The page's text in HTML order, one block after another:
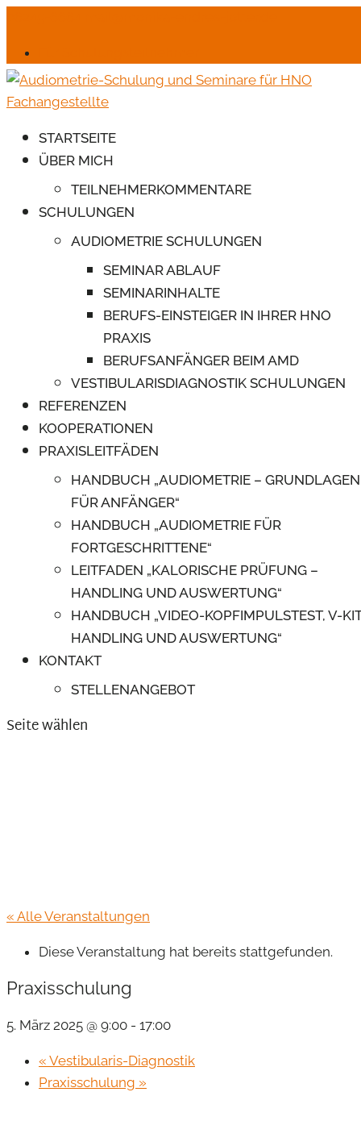
STARTSEITE
ÜBER MICH
TEILNEHMERKOMMENTARE
SCHULUNGEN
AUDIOMETRIE SCHULUNGEN
SEMINAR ABLAUF
SEMINARINHALTE
BERUFS-EINSTEIGER IN IHRER HNO
PRAXIS
BERUFSANFÄNGER BEIM AMD
VESTIBULARISDIAGNOSTIK SCHULUNGEN
REFERENZEN
KOOPERATIONEN
PRAXISLEITFÄDEN
HANDBUCH „AUDIOMETRIE – GRUNDLAGEN
FÜR ANFÄNGER“
HANDBUCH „AUDIOMETRIE FÜR
FORTGESCHRITTENE“
LEITFADEN „KALORISCHE PRÜFUNG –
HANDLING UND AUSWERTUNG“
HANDBUCH „VIDEO-KOPFIMPULSTEST, V-
HANDLING UND AUSWERTUNG“
KONTAKT
STELLENANGEBOT
Seite wählen
« Alle Veranstaltungen
Diese Veranstaltung hat bereits stattgefunden.
Praxisschulung
5. März 2025 @ 9:00 - 17:00
« Vestibularis-Diagnostik
Praxisschulung »